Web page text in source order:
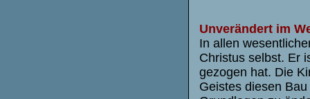
Unverändert im
In allen
Christus selbst. Er
gezogen hat. Die
Geistes diesen